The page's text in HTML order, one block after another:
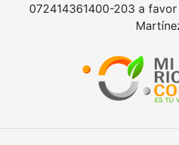
072414361400-203 a